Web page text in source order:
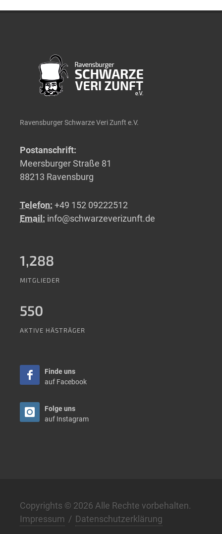
Ravensburger Schwarze Veri Zunft e.V.
Postanschrift:
Meersburger Straße 81
88213 Ravensburg
Telefon: +49 152 09222512
Email: info@schwarzeverizunft.de
1,288
MITGLIEDER
550
AKTIVE HÄSTRÄGER
Finde uns
auf Facebook
Folge uns
auf Instagram
Copyrights © 2026 Alle Rechte vorbehalten.
Impressum / Datenschutzerklärung